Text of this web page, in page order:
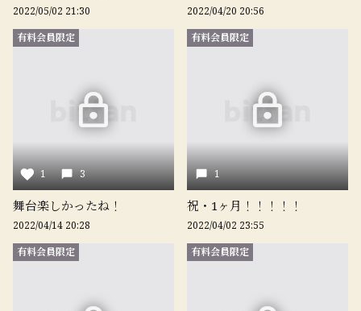
2022/05/02 21:30
2022/04/20 20:56
有料会員限定
1 3
舞台楽しかったね！
2022/04/14 20:28
有料会員限定
1
祝・1ヶ月！！！！！
2022/04/02 23:55
有料会員限定
有料会員限定